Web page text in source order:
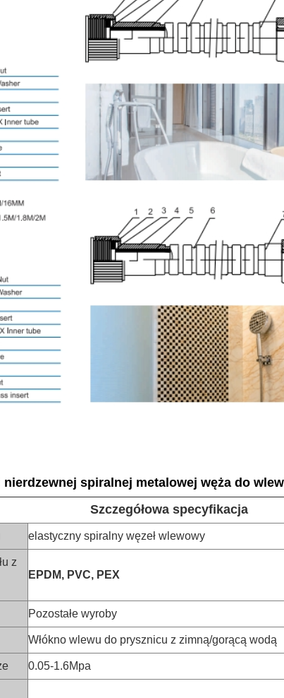
nierdzewnej spiralnej metalowej węża do
Szczegółowa specyfikacja
elastyczny spiralny węzeł wlewowy
z
EPDM, PVC, PEX
Pozostałe wyroby
Włókno wlewu do prysznicu z zimną/gorącą wodą
0.05-1.6Mpa